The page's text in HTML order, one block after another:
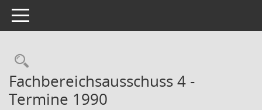
Toggle navigation
Rechercheauswahl
Fachbereichsausschuss 4 -
Termine 1990